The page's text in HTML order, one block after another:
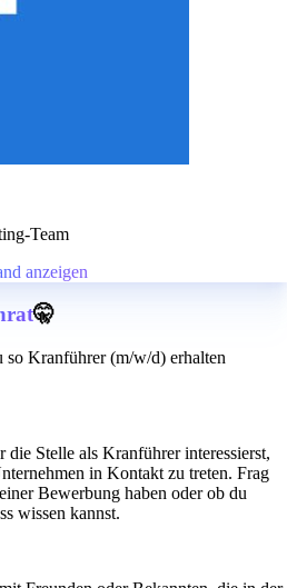
Team
anzeigen
🤫
so Kranführer (m/w/d) erhalten
Stelle als Kranführer interessierst,
in Kontakt zu treten. Frag
Bewerbung haben oder ob du
wissen kannst.